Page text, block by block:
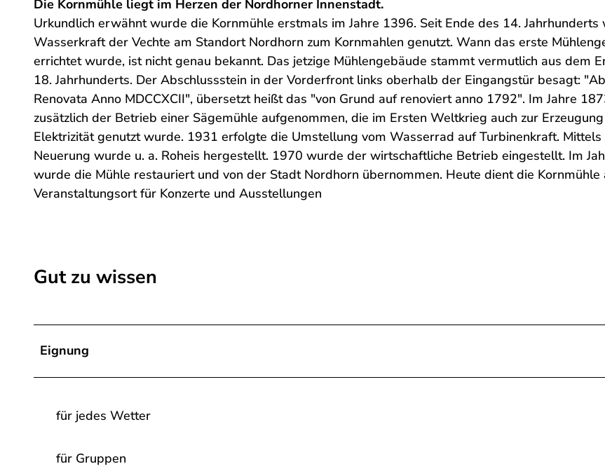
l
e
N
o
r
d
h
o
r
n
Die Kornmühle liegt im Herzen der Nordhorner Innenstadt.
Urkundlich erwähnt wurde die Kornmühle erstmals im Jahre 1396. Seit Ende des 14. Jahrhunderts
Wasserkraft der Vechte am Standort Nordhorn zum Kornmahlen genutzt. Wann das erste
errichtet wurde, ist nicht genau bekannt. Das jetzige Mühlengebäude stammt vermutlich aus dem
18. Jahrhunderts. Der Abschlussstein in der Vorderfront links oberhalb der Eingangstür besagt:
Renovata Anno MDCCXCII", übersetzt heißt das "von Grund auf renoviert anno 1792". Im Jahre
zusätzlich der Betrieb einer Sägemühle aufgenommen, die im Ersten Weltkrieg auch zur
Elektrizität genutzt wurde. 1931 erfolgte die Umstellung vom Wasserrad auf Turbinenkraft. Mittels
Neuerung wurde u. a. Roheis hergestellt. 1970 wurde der wirtschaftliche Betrieb eingestellt. Im
wurde die Mühle restauriert und von der Stadt Nordhorn übernommen. Heute dient die Kornmühle
Veranstaltungsort für Konzerte und Ausstellungen
Gut zu wissen
Eignung
für jedes Wetter
für Gruppen